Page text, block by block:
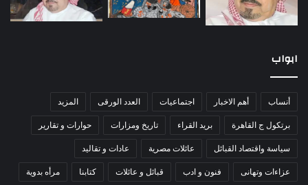
ابواب
أنساب أهم الاخبار اجتماعيات العدد الورقى المزيد
برتكول ج القاهرة بريد القراء تاريخ ومزارات حوارات و تقارير
سياسة واقتصاد القبائل عائلات مصرية عادات و تقاليد
عزاءات وتهانى فنون و ادب قبائل و عائلات كتابنا مرأه بدوية